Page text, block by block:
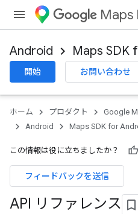
Maps
Android Maps SDK
開始 お問い合わせ
ホーム プロダクト Google
Android
Maps SDK for
この情報は役に立ちましたか？
フィードバックを送信
API リファレンス